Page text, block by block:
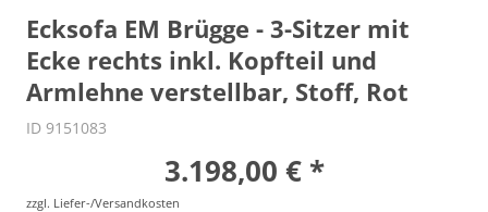
Ecksofa EM Brügge - 3-Sitzer mit
Ecke rechts inkl. Kopfteil und
Armlehne verstellbar, Stoff, Rot
ID 9151083
3.198,00 € *
zzgl. Liefer-/Versandkosten